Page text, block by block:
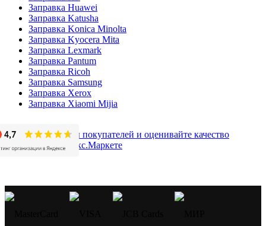
Заправка Huawei
Заправка Katusha
Заправка Konica Minolta
Заправка Kyocera Mita
Заправка Lexmark
Заправка Pantum
Заправка Ricoh
Заправка Samsung
Заправка Xerox
Заправка Xiaomi Mijia